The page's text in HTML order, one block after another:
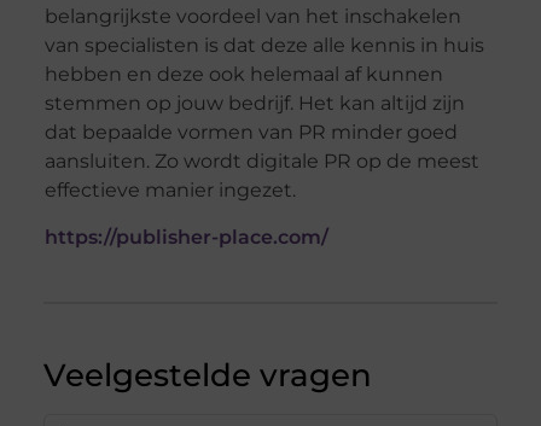
belangrijkste voordeel van het inschakelen
van specialisten is dat deze alle kennis in huis
hebben en deze ook helemaal af kunnen
stemmen op jouw bedrijf. Het kan altijd zijn
dat bepaalde vormen van PR minder goed
aansluiten. Zo wordt digitale PR op de meest
effectieve manier ingezet.
https://publisher-place.com/
Veelgestelde vragen